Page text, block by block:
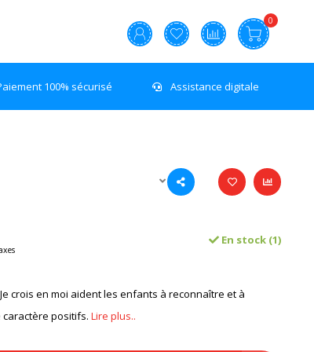
0
100% sécurisé Assistance digitale
En stock (1)
crois en moi aident les enfants à reconnaître et à
positifs. Lire plus..